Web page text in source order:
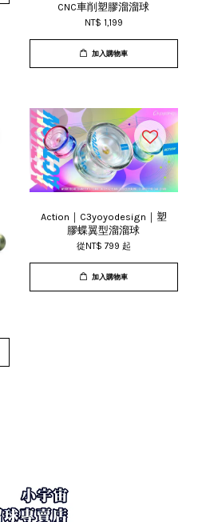
CNC車削塑膠溜溜球
NT$ 1,199
加入購物車
Action｜C3yoyodesign｜塑
膠蝶翼型溜溜球
從NT$ 799 起
加入購物車